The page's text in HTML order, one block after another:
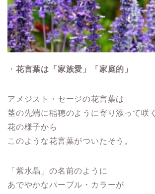
・ 花言葉は「家族愛」「家庭的」
アメジスト・セージの花言葉は
茎の先端に稲穂のように寄り添って咲く
花の様子から
このような花言葉がついたそう。
「紫水晶」の名前のように
あでやかなパープル・カラーが